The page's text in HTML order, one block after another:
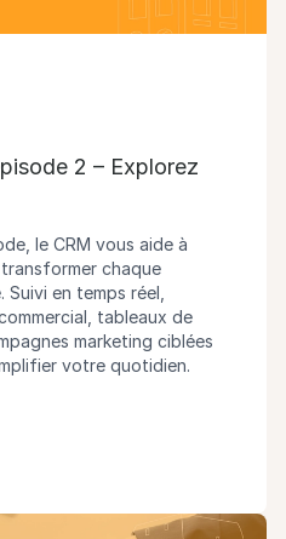
2 – Explorez
le CRM vous aide à
chaque
en temps réel,
tableaux de
marketing ciblées
votre quotidien.